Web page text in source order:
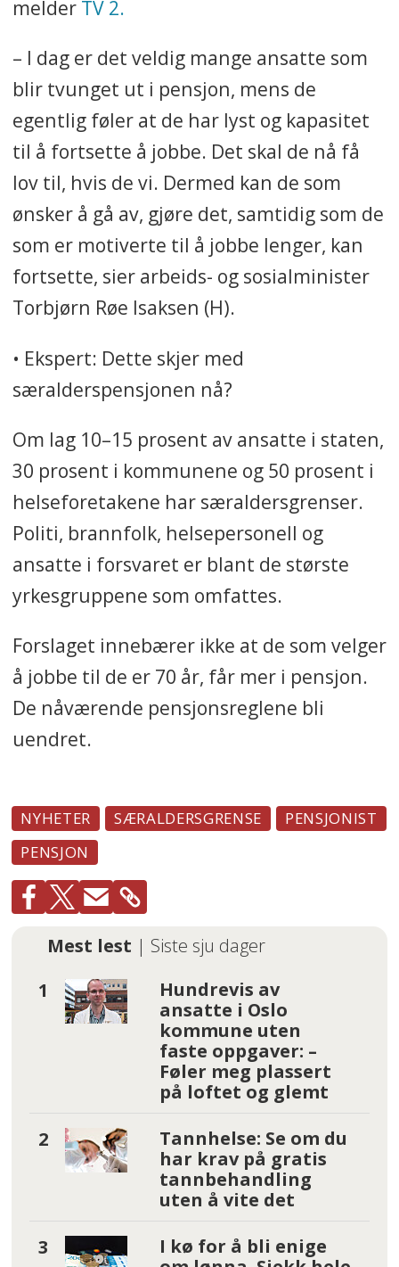
melder TV 2.
– I dag er det veldig mange ansatte som
blir tvunget ut i pensjon, mens de
egentlig føler at de har lyst og kapasitet
til å fortsette å jobbe. Det skal de nå få
lov til, hvis de vi. Dermed kan de som
ønsker å gå av, gjøre det, samtidig som de
som er motiverte til å jobbe lenger, kan
fortsette, sier arbeids- og sosialminister
Torbjørn Røe Isaksen (H).
• Ekspert: Dette skjer med
særalderspensjonen nå?
Om lag 10–15 prosent av ansatte i staten,
30 prosent i kommunene og 50 prosent i
helseforetakene har særaldersgrenser.
Politi, brannfolk, helsepersonell og
ansatte i forsvaret er blant de største
yrkesgruppene som omfattes.
Forslaget innebærer ikke at de som velger
å jobbe til de er 70 år, får mer i pensjon.
De nåværende pensjonsreglene bli
uendret.
NYHETER SÆRALDERSGRENSE
PENSJONIST
PENSJON
Mest lest | Siste sju dager
Hundrevis av
ansatte i Oslo
kommune uten
faste oppgaver: –
Føler meg plassert
på loftet og glemt
Tannhelse: Se om du
har krav på gratis
tannbehandling
uten å vite det
I kø for å bli enige